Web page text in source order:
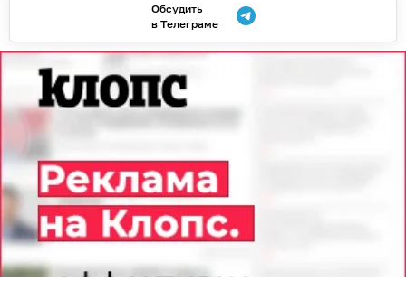
Обсудить
в Телеграме